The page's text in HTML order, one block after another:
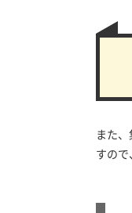
また
すので